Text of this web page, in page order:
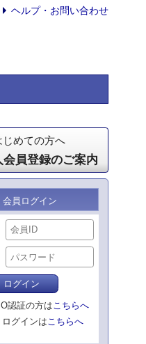
ヘルプ・お問い合わせ
じめての方へ
員登録のご案内
会員ログイン
ログイン
認証の方はこちらへ
ログインはこちらへ